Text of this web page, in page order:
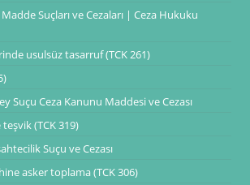
Madde Suçları ve Cezaları | Ceza Hukuku
usulsüz tasarruf (TCK 261)
Suçu Ceza Kanunu Maddesi ve Cezası
(TCK 319)
Suçu ve Cezası
asker toplama (TCK 306)